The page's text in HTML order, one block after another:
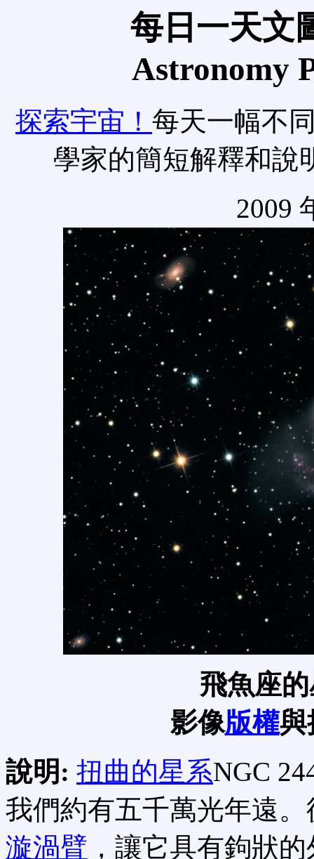
每日一天文
Astronomy
探索宇宙！ 每天一幅不
學家的簡短解釋和說
2009
飛魚座
影像版權
說明: 扭曲的星系NGC
我們約有五千萬光年遠
漩渦臂 ，讓它具有鉤狀